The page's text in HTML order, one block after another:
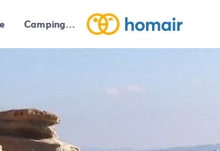
Campings autour de moi